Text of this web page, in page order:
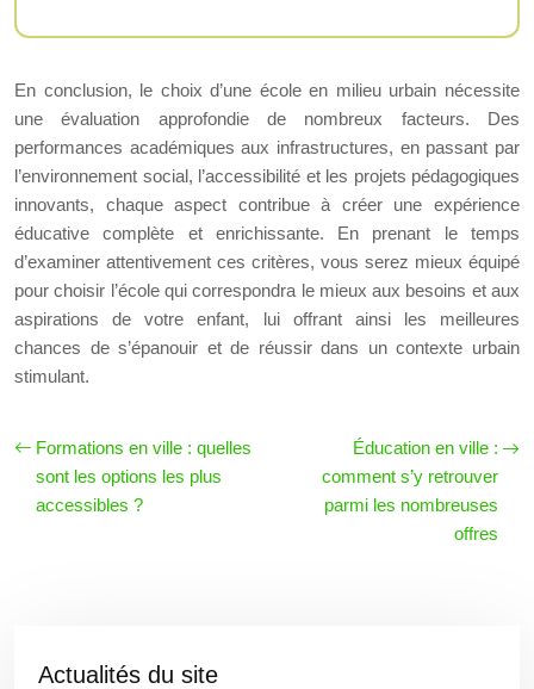
En conclusion, le choix d’une école en milieu urbain nécessite
une évaluation approfondie de nombreux facteurs. Des
performances académiques aux infrastructures, en passant par
l’environnement social, l’accessibilité et les projets pédagogiques
innovants, chaque aspect contribue à créer une expérience
éducative complète et enrichissante. En prenant le temps
d’examiner attentivement ces critères, vous serez mieux équipé
pour choisir l’école qui correspondra le mieux aux besoins et aux
aspirations de votre enfant, lui offrant ainsi les meilleures
chances de s’épanouir et de réussir dans un contexte urbain
stimulant.
Formations en ville : quelles
sont les options les plus
accessibles ?
Éducation en ville :
comment s’y retrouver
parmi les nombreuses
offres
Actualités du site